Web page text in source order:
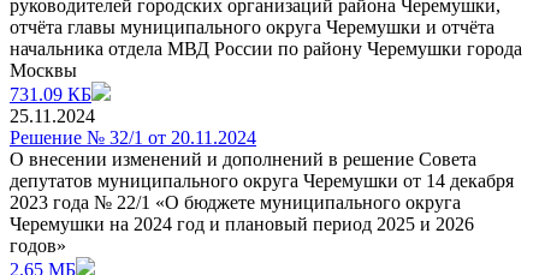
руководителей городских организаций района Черемушки,
отчёта главы муниципального округа Черемушки и отчёта
начальника отдела МВД России по району Черемушки города
Москвы
731.09 КБ
25.11.2024
Решение № 32/1 от 20.11.2024
О внесении изменений и дополнений в решение Совета
депутатов муниципального округа Черемушки от 14 декабря
2023 года № 22/1 «О бюджете муниципального округа
Черемушки на 2024 год и плановый период 2025 и 2026
годов»
2.65 МБ